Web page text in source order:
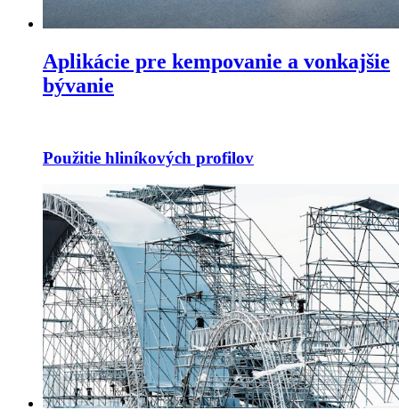
Aplikácie pre kempovanie a vonkajšie
bývanie
Použitie hliníkových profilov